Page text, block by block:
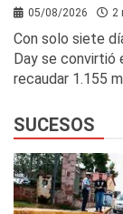
05/08/2026 2
Con solo siete
Day se convirtió
recaudar 1.155
SUCESOS